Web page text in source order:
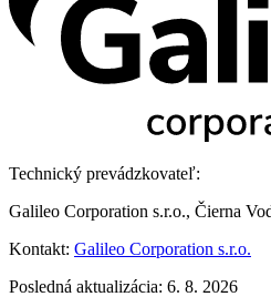
Technický prevádzkovateľ:
Galileo Corporation s.r.o., Čierna
Kontakt: Galileo Corporation s.r.o.
Posledná aktualizácia: 6. 8. 2026